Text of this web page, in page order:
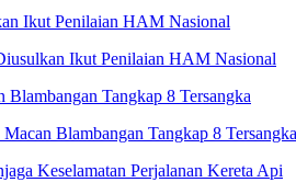
Ikut Penilaian HAM Nasional
Blambangan Tangkap 8 Tersangka